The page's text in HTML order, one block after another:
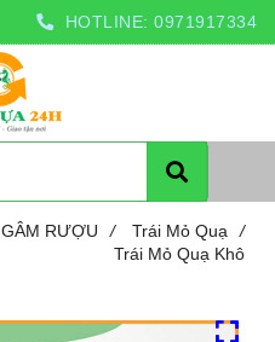
HOTLINE: 0971917334
RƯỢU / Trái Mỏ Quạ
/
Trái Mỏ Quạ Khô